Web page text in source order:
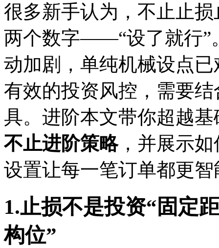
很多新手认为，不止止
两个数字——“设了就行”
动加剧，单纯机械设点
有效的投资风控，需要
具。进阶本文带你超越
不止进阶策略，并展示如
设置让每一笔订单都更
1.止损不是投资“固定
构位”